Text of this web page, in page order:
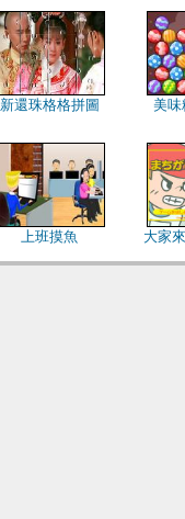
新還珠格格拼圖 美味
上班摸魚 大家